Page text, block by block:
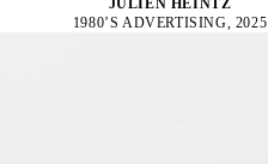
JULIEN HEINTZ
1980’S ADVERTISING, 2025